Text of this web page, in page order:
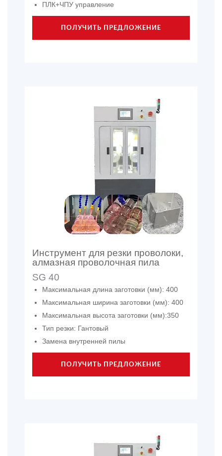
ПЛК+ЧПУ управление
ПОЛУЧИТЬ ПРЕДЛОЖЕНИЕ
Инструмент для резки проволоки,
алмазная проволочная пила
SG 40
Максимальная длина заготовки (мм): 400
Максимальная ширина заготовки (мм): 400
Максимальная высота заготовки (мм):350
Тип резки: Гантовый
Замена внутренней пилы
ПОЛУЧИТЬ ПРЕДЛОЖЕНИЕ